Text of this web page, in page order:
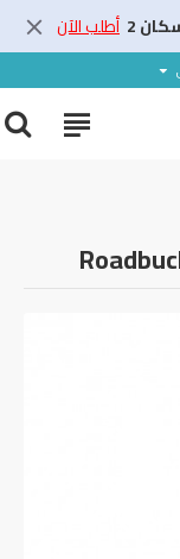
2 أطلب الآن